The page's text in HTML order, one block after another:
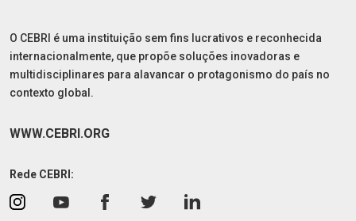
O CEBRI é uma instituição sem fins lucrativos e reconhecida
internacionalmente, que propõe soluções inovadoras e
multidisciplinares para alavancar o protagonismo do país no
contexto global.
WWW.CEBRI.ORG
Rede CEBRI: